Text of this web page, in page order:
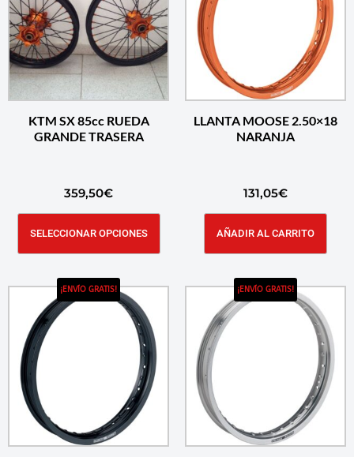
KTM SX 85cc RUEDA
GRANDE TRASERA
359,50€
SELECCIONAR OPCIONES
LLANTA MOOSE 2.50×18
NARANJA
131,05€
AÑADIR AL CARRITO
¡ENVÍO GRATIS! ¡ENVÍO GRATIS!